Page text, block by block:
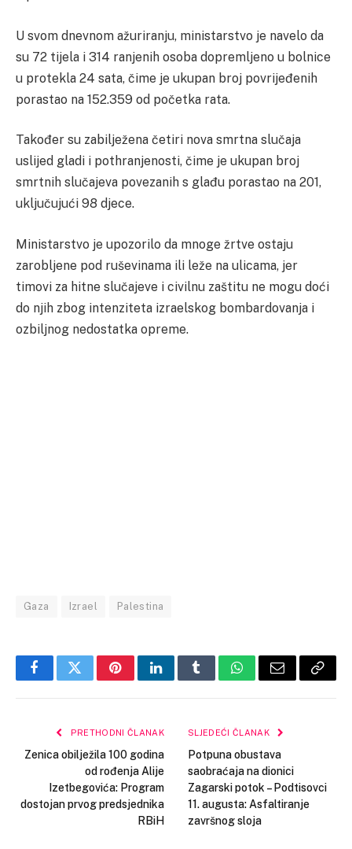
U svom dnevnom ažuriranju, ministarstvo je navelo da
su 72 tijela i 314 ranjenih osoba dopremljeno u bolnice
u protekla 24 sata, čime je ukupan broj povrijeđenih
porastao na 152.359 od početka rata.
Također su zabilježena četiri nova smrtna slučaja
uslijed gladi i pothranjenosti, čime je ukupan broj
smrtnih slučajeva povezanih s glađu porastao na 201,
uključujući 98 djece.
Ministarstvo je upozorilo da mnoge žrtve ostaju
zarobljene pod ruševinama ili leže na ulicama, jer
timovi za hitne slučajeve i civilnu zaštitu ne mogu doći
do njih zbog intenziteta izraelskog bombardovanja i
ozbiljnog nedostatka opreme.
Gaza Izrael Palestina
FacebookTwitterPinterestLinkedInTumblrWhatsApp
Email Copy
PRETHODNI ČLANAK
Zenica obilježila 100 godina
od rođenja Alije
Izetbegovića: Program
dostojan prvog predsjednika
RBiH
SLJEDEĆI ČLANAK
Potpuna obustava
saobraćaja na dionici
Zagarski potok – Podtisovci
11. augusta: Asfaltiranje
završnog sloja